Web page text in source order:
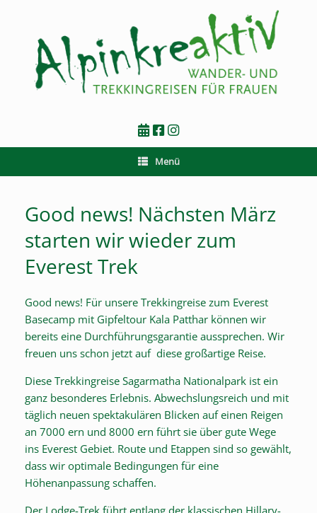
Menü
Good news! Nächsten März
starten wir wieder zum
Everest Trek
Good news! Für unsere Trekkingreise zum Everest
Basecamp mit Gipfeltour Kala Patthar können wir
bereits eine Durchführungsgarantie aussprechen. Wir
freuen uns schon jetzt auf diese großartige Reise.
Diese Trekkingreise Sagarmatha Nationalpark ist ein
ganz besonderes Erlebnis. Abwechslungsreich und mit
täglich neuen spektakulären Blicken auf einen Reigen
an 7000 ern und 8000 ern führt sie über gute Wege
ins Everest Gebiet. Route und Etappen sind so gewählt,
dass wir optimale Bedingungen für eine
Höhenanpassung schaffen.
Der Lodge-Trek führt entlang der klassischen Hillary-